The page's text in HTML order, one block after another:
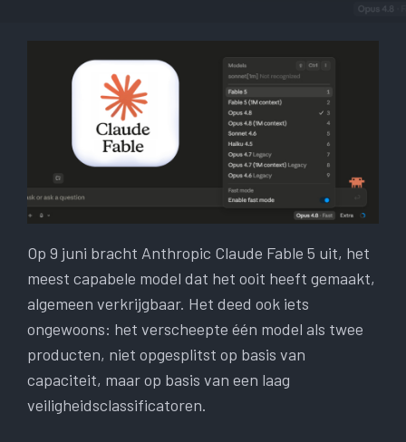
Op 9 juni bracht Anthropic Claude Fable 5 uit, het
meest capabele model dat het ooit heeft gemaakt,
algemeen verkrijgbaar. Het deed ook iets
ongewoons: het verscheepte één model als twee
producten, niet opgesplitst op basis van
capaciteit, maar op basis van een laag
veiligheidsclassificatoren.